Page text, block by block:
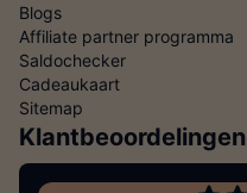
Blogs
Affiliate partner programma
Saldochecker
Cadeaukaart
Sitemap
Klantbeoordelingen